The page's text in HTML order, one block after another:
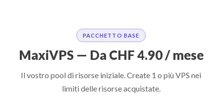
PACCHETTO BASE
MaxiVPS — Da CHF 4.90 / mese
Il vostro pool di risorse iniziale. Create 1 o più VPS nei
limiti delle risorse acquistate.